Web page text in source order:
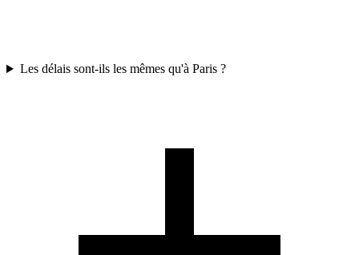
Les délais sont-ils les mêmes qu'à Paris ?